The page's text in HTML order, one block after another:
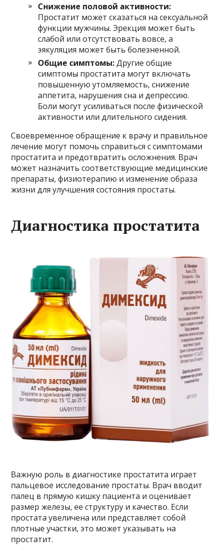
Снижение половой активности:
Простатит может сказаться на сексуальной
функции мужчины. Эрекция может быть
слабой или отсутствовать вовсе, а
эякуляция может быть болезненной.
Общие симптомы:Другие общие
симптомы простатита могут включать
повышенную утомляемость, снижение
аппетита, нарушения сна и депрессию.
Боли могут усиливаться после физической
активности или длительного сидения.
Своевременное обращение к врачу и правильное
лечение могут помочь справиться с симптомами
простатита и предотвратить осложнения. Врач
может назначить соответствующие медицинские
препараты, физиотерапию и изменение образа
жизни для улучшения состояния простаты.
Диагностика простатита
Важную роль в диагностике простатита играет
пальцевое исследование простаты. Врач вводит
палец в прямую кишку пациента и оценивает
размер железы, ее структуру и качество. Если
простата увеличена или представляет собой
плотные участки, это может указывать на
простатит.